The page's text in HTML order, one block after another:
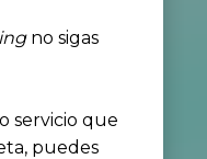
no sigas
servicio que
puedes